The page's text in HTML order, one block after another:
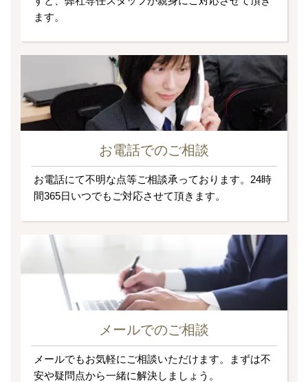
ます。
お電話でのご相談
お電話にて不明な点等ご相談承っております。24時
間365日いつでもご対応させて頂きます。
メールでのご相談
メールでもお気軽にご相談いただけます。まずは不
安や疑問点から一緒に解決しましょう。